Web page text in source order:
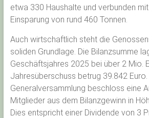
etwa 330 Haushalte und verbunden mit
Einsparung von rund 460 Tonnen.
Auch wirtschaftlich steht die
soliden Grundlage. Die Bilanzsumme
Geschäftsjahres 2025 bei über 2 Mio.
Jahresüberschuss betrug 39.842 Euro.
Generalversammlung beschloss eine
Mitglieder aus dem Bilanzgewinn in
Dies entspricht einer Dividende von 3